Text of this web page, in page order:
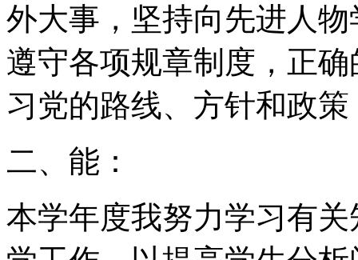
外大事，坚持向先进人
遵守各项规章制度，正
习党的路线、方针和政
二、能：
本学年度我努力学习有